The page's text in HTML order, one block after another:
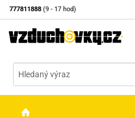
777811888 (9 - 17 hod)